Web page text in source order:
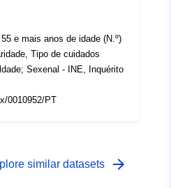
e mais anos de idade (N.º)
Tipo de cuidados
Sexenal - INE, Inquérito
0010952/PT
similar datasets arrow_forward